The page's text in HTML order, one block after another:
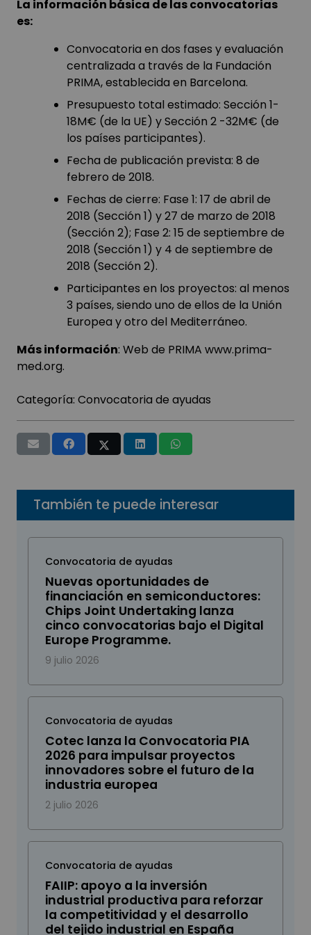
La información básica de las convocatorias
es:
Convocatoria en dos fases y evaluación
centralizada a través de la Fundación
PRIMA, establecida en Barcelona.
Presupuesto total estimado: Sección 1-
18M€ (de la UE) y Sección 2 -32M€ (de
los países participantes).
Fecha de publicación prevista: 8 de
febrero de 2018.
Fechas de cierre: Fase 1: 17 de abril de
2018 (Sección 1) y 27 de marzo de 2018
(Sección 2); Fase 2: 15 de septiembre de
2018 (Sección 1) y 4 de septiembre de
2018 (Sección 2).
Participantes en los proyectos: al menos
3 países, siendo uno de ellos de la Unión
Europea y otro del Mediterráneo.
Más información: Web de PRIMA www.prima-
med.org.
Categoría: Convocatoria de ayudas
También te puede interesar
Convocatoria de ayudas
Nuevas oportunidades de
financiación en semiconductores:
Chips Joint Undertaking lanza
cinco convocatorias bajo el Digital
Europe Programme.
9 julio 2026
Convocatoria de ayudas
Cotec lanza la Convocatoria PIA
2026 para impulsar proyectos
innovadores sobre el futuro de la
industria europea
2 julio 2026
Convocatoria de ayudas
FAIIP: apoyo a la inversión
industrial productiva para reforzar
la competitividad y el desarrollo
del tejido industrial en España